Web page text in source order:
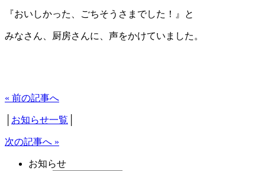
『おいしかった、ごちそうさまでした！』と
みなさん、厨房さんに、声をかけていました。
« 前の記事へ
お知らせ一覧
次の記事へ »
お知らせ